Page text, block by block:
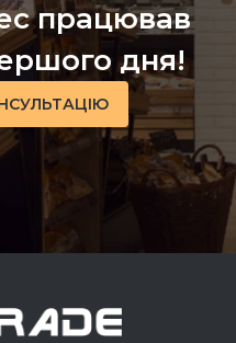
працював
дня!